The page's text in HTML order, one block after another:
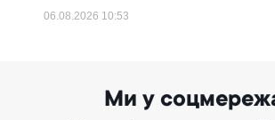
06.08.2026 10:53
Ми у